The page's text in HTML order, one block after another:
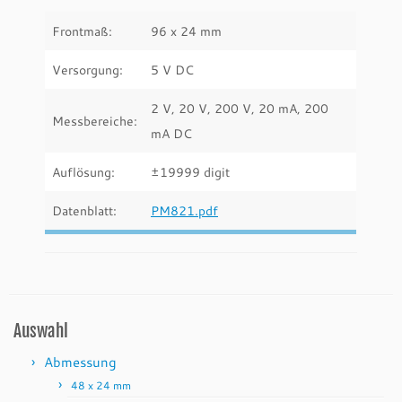
Frontmaß: 96 x 24 mm
Versorgung: 5 V DC
Messbereiche:
2 V, 20 V, 200 V, 20 mA, 200
mA DC
Auflösung: ±19999 digit
Datenblatt: PM821.pdf
Auswahl
Abmessung
48 x 24 mm